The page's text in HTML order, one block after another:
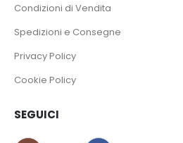
Condizioni di Vendita
Spedizioni e Consegne
Privacy Policy
Cookie Policy
SEGUICI